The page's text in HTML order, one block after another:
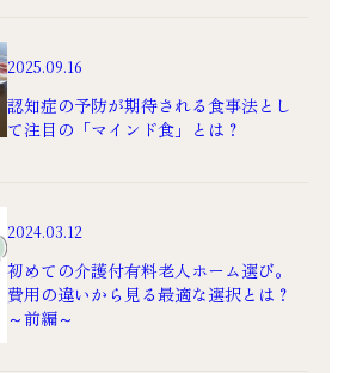
2025.09.16
認知症の予防が期待される食事法とし
て注目の「マインド食」とは？
2024.03.12
初めての介護付有料老人ホーム選び。
費用の違いから見る最適な選択とは？
～前編～